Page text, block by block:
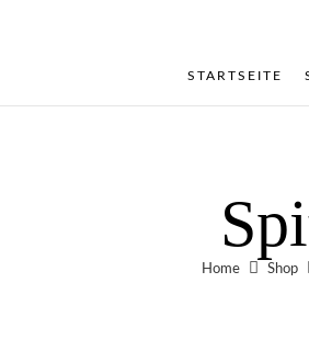
STARTSEITE
Home Shop